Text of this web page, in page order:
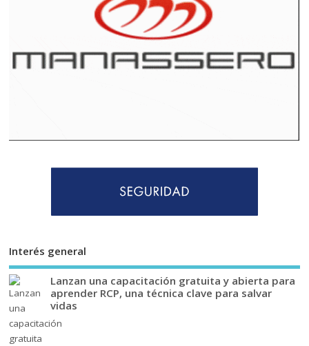
Interés general
Lanzan una capacitación gratuita y abierta para
aprender RCP, una técnica clave para salvar
vidas